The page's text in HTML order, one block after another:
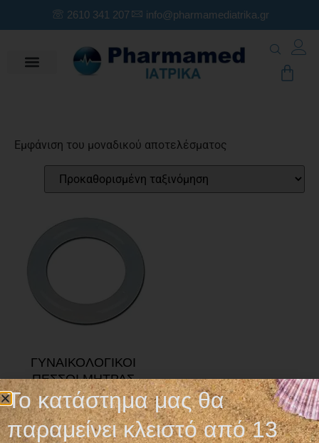
2610 341 207 info@pharmamediatrika.gr
Εμφάνιση του μοναδικού αποτελέσματος
ΓΥΝΑΙΚΟΛΟΓΙΚΟΙ
ΠΕΣΣΟΙ ΜΗΤΡΑΣ
9,00 € – 10,00€
Επιλογή
Το κατάστημα μας θα
παραμείνει κλειστό από 13